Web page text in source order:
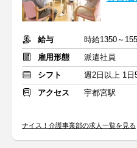
給与
時給1350～
雇用形態
派遣社員
シフト
週2日以上 1日
アクセス
宇都宮駅
ナイス！介護事業部の求人一覧を見る